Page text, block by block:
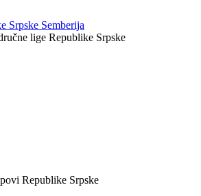
Srpske Semberija
lige Republike Srpske
Republike Srpske